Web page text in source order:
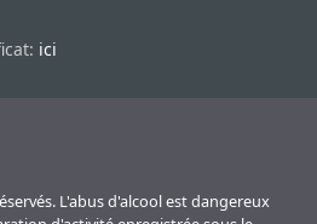
ici
L'abus d'alcool est dangereux